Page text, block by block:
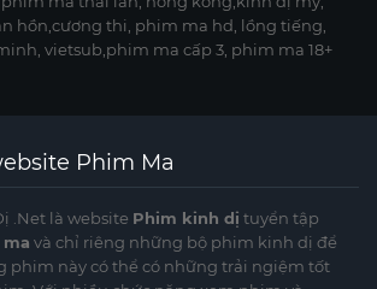
hồn,cương thi, phim ma hd, lồng tiếng,
vietsub,phim ma cấp 3, phim ma 18+
Phim Ma
.Net là website Phim kinh dị tuyển tập
và chỉ riêng những bộ phim kinh dị để
phim này có thể có những trải ngiệm tốt